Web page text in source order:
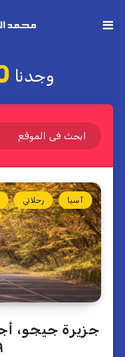
وجدنا
آسيا رحلاتي
جزيرة جيجو،